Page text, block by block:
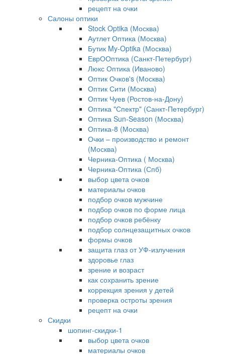
рецепт на очки
Салоны оптики
Stock Optika (Москва)
Аутлет Оптика (Москва)
Бутик My-Optika (Москва)
ЕврООптика (Санкт-Петербург)
Люкс Оптика (Иваново)
Оптик Очков's (Москва)
Оптик Сити (Москва)
Оптик Чуев (Ростов-на-Дону)
Оптика "Спектр" (Санкт-Петербург)
Оптика Sun-Season (Москва)
Оптика-8 (Москва)
Очки – производство и ремонт
(Москва)
Черника-Оптика ( Москва)
Черника-Оптика (Спб)
выбор цвета очков
материалы очков
подбор очков мужчине
подбор очков по форме лица
подбор очков ребёнку
подбор солнцезащитных очков
формы очков
защита глаз от УФ-излучения
здоровье глаз
зрение и возраст
как сохранить зрение
коррекция зрения у детей
проверка остроты зрения
рецепт на очки
Скидки
шопинг-скидки-1
выбор цвета очков
материалы очков